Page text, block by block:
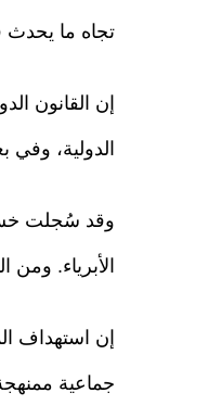
تجاه ما يحدث
إن القانون
الدولية، وفي
الأبرياء.
إن استهداف
جماعية